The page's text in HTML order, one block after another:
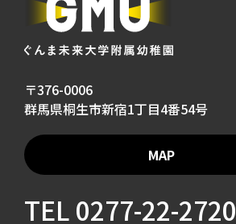
〒376-0006
群馬県桐生市新宿1丁目4番54号
MAP
TEL0277-22-2720